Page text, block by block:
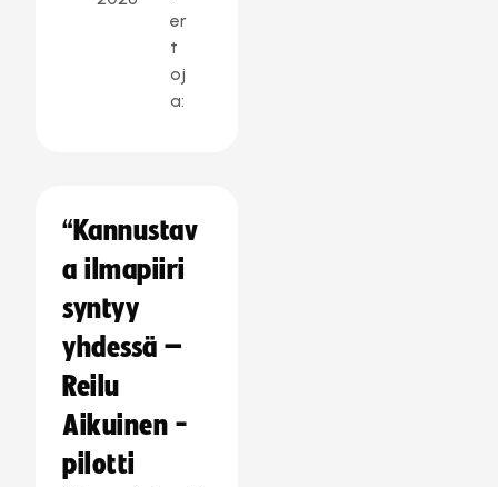
er
t
oj
a:
“Kannustav
a ilmapiiri
syntyy
yhdessä –
Reilu
Aikuinen -
pilotti